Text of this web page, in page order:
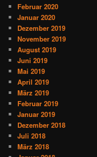
Februar 2020
Januar 2020
Dezember 2019
November 2019
August 2019
Juni 2019
Mai 2019
April 2019
März 2019
Februar 2019
Januar 2019
Dezember 2018
Juli 2018
März 2018